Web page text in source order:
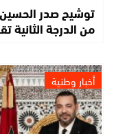
توشيح صدر
من الدرجة الثانية
أخبار وطنية